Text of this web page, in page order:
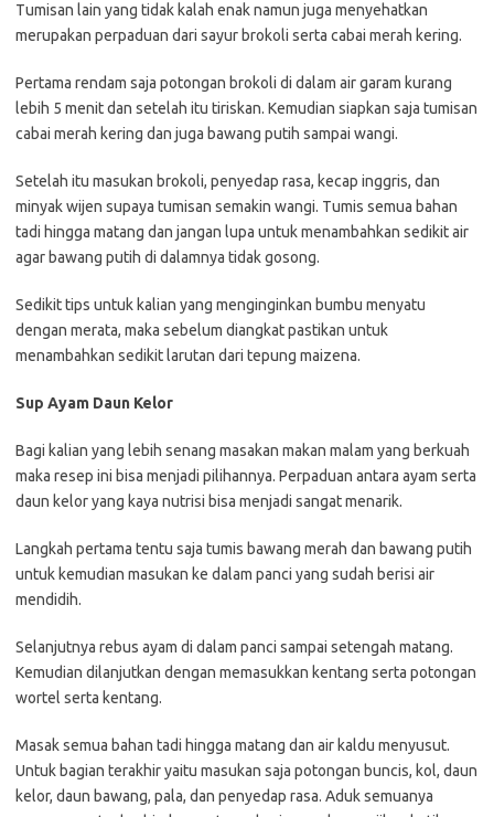
Tumisan lain yang tidak kalah enak namun juga menyehatkan
merupakan perpaduan dari sayur brokoli serta cabai merah kering.
Pertama rendam saja potongan brokoli di dalam air garam kurang
lebih 5 menit dan setelah itu tiriskan. Kemudian siapkan saja tumisan
cabai merah kering dan juga bawang putih sampai wangi.
Setelah itu masukan brokoli, penyedap rasa, kecap inggris, dan
minyak wijen supaya tumisan semakin wangi. Tumis semua bahan
tadi hingga matang dan jangan lupa untuk menambahkan sedikit air
agar bawang putih di dalamnya tidak gosong.
Sedikit tips untuk kalian yang menginginkan bumbu menyatu
dengan merata, maka sebelum diangkat pastikan untuk
menambahkan sedikit larutan dari tepung maizena.
Sup Ayam Daun Kelor
Bagi kalian yang lebih senang masakan makan malam yang berkuah
maka resep ini bisa menjadi pilihannya. Perpaduan antara ayam serta
daun kelor yang kaya nutrisi bisa menjadi sangat menarik.
Langkah pertama tentu saja tumis bawang merah dan bawang putih
untuk kemudian masukan ke dalam panci yang sudah berisi air
mendidih.
Selanjutnya rebus ayam di dalam panci sampai setengah matang.
Kemudian dilanjutkan dengan memasukkan kentang serta potongan
wortel serta kentang.
Masak semua bahan tadi hingga matang dan air kaldu menyusut.
Untuk bagian terakhir yaitu masukan saja potongan buncis, kol, daun
kelor, daun bawang, pala, dan penyedap rasa. Aduk semuanya